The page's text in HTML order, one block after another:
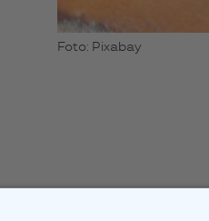
Foto: Pixabay